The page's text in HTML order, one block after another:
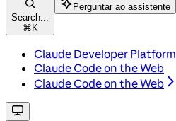
Search...
⌘ K
Perguntar ao assistente
Claude Developer Platform
Claude Code on the Web
Claude Code on the Web